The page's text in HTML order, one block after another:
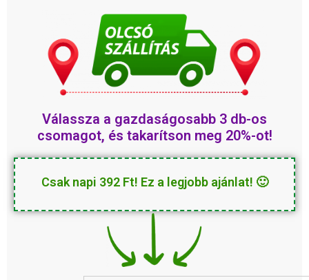
Válassza a gazdaságosabb
kedvezményesebb 3 db-os
csomagot, és takarítson meg 20%-ot!
Csak napi 392 Ft! Ez a legjobb ajánlat! 🙂